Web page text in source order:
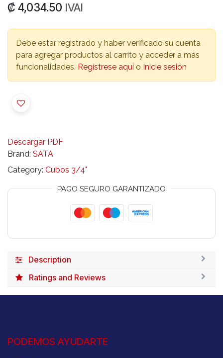
₡ 4,034.50 IVAI
Debe estar registrado y haber verificado su cuenta
para agregar productos al carrito y acceder a más
funcionalidades. Regístrese aquí o Inicie sesión
Descargar PDF
Brand: SATA
Category: Cubos 3/4"
PAGO SEGURO GARANTIZADO
Description
Ratings and Reviews
PODEMOS AYUDARTE